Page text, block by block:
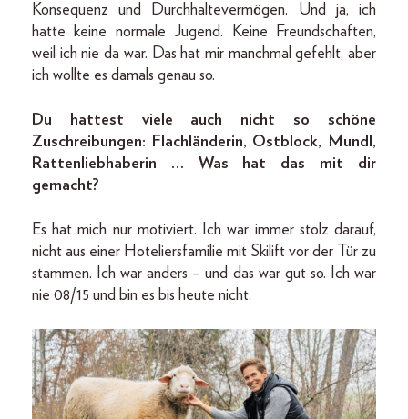
Konsequenz und Durchhaltevermögen. Und ja, ich
hatte keine normale Jugend. Keine Freundschaften,
weil ich nie da war. Das hat mir manchmal gefehlt, aber
ich wollte es damals genau so.
Du hattest viele auch nicht so schöne
Zuschreibungen: Flachländerin, Ostblock, Mundl,
Rattenliebhaberin … Was hat das mit dir
gemacht?
Es hat mich nur motiviert. Ich war immer stolz darauf,
nicht aus einer Hoteliersfamilie mit Skilift vor der Tür zu
stammen. Ich war anders – und das war gut so. Ich war
nie 08/15 und bin es bis heute nicht.